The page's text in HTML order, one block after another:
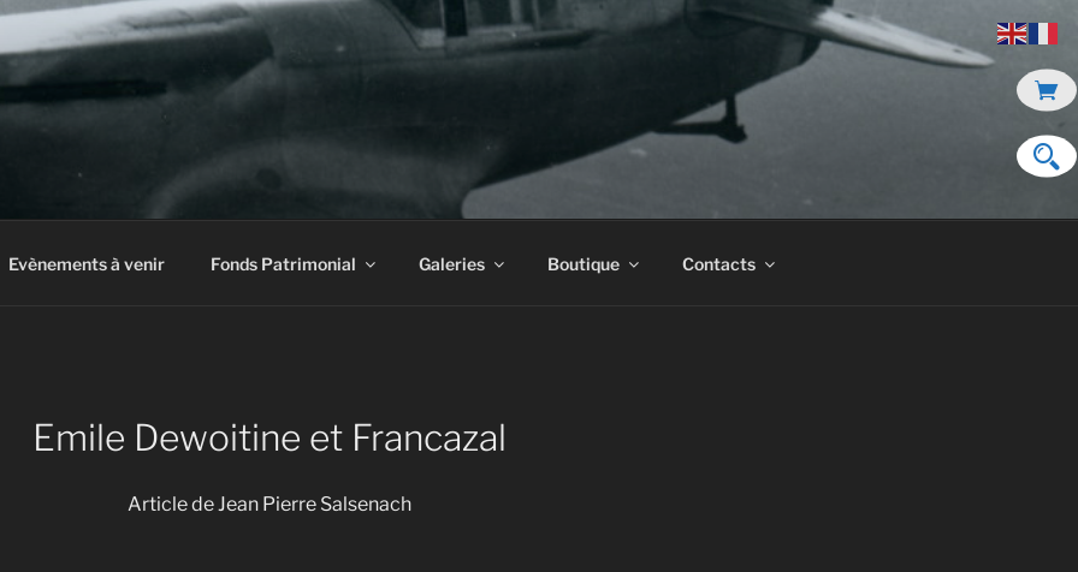
À AIRBUS
Evènements à venir Fonds Patrimonial Galeries Boutique Contacts
Emile Dewoitine et Francazal
Article de Jean Pierre Salsenach